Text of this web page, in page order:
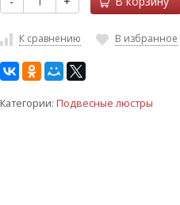
К сравнению В избранное
Категории: Подвесные люстры